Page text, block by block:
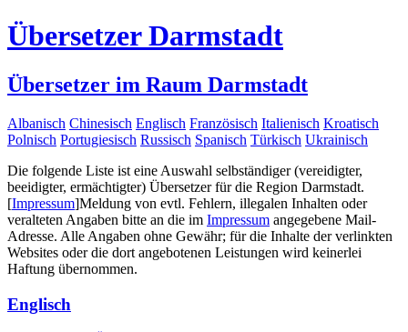
Übersetzer Darmstadt
Übersetzer im Raum Darmstadt
Albanisch Chinesisch Englisch Französisch Italienisch Kroatisch
Polnisch Portugiesisch Russisch Spanisch Türkisch Ukrainisch
Die folgende Liste ist eine Auswahl selbständiger (vereidigter,
beeidigter, ermächtigter) Übersetzer für die Region Darmstadt.
[Impressum]Meldung von evtl. Fehlern, illegalen Inhalten oder
veralteten Angaben bitte an die im Impressum angegebene Mail-
Adresse. Alle Angaben ohne Gewähr; für die Inhalte der verlinkten
Websites oder die dort angebotenen Leistungen wird keinerlei
Haftung übernommen.
Englisch